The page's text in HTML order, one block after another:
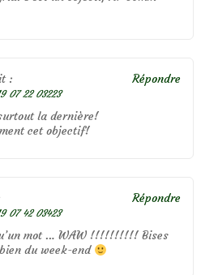
:
07 22 03223
la dernière!
cet objectif!
Répondre
07 42 03423
mot … WAW !!!!!!!!!! Bises
du week-end
Répondre